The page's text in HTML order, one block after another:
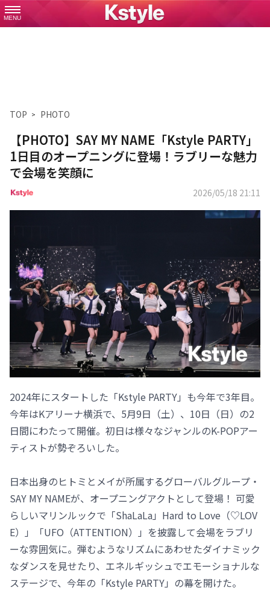
MENU
TOP PHOTO
【PHOTO】SAY MY NAME「Kstyle PARTY」
1日目のオープニングに登場！ラブリーな魅力
で会場を笑顔に
2026/05/18 21:11
2024年にスタートした「Kstyle PARTY」も今年で3年目。
今年はKアリーナ横浜で、5月9日（土）、10日（日）の2
日間にわたって開催。初日は様々なジャンルのK-POPアー
ティストが勢ぞろいした。
日本出身のヒトミとメイが所属するグローバルグループ・
SAY MY NAMEが、オープニングアクトとして登場！ 可愛
らしいマリンルックで「ShaLaLa」Hard to Love（♡LOV
E）」「UFO（ATTENTION）」を披露して会場をラブリ
ーな雰囲気に。弾むようなリズムにあわせたダイナミック
なダンスを見せたり、エネルギッシュでエモーショナルな
ステージで、今年の「Kstyle PARTY」の幕を開けた。